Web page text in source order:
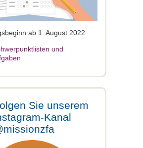
ab 1. August 2022
und
Sie unserem
Kanal